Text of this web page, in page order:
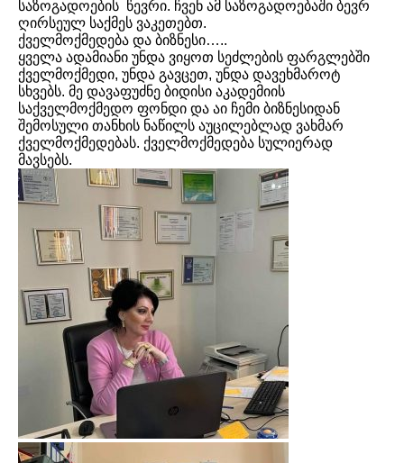
საზოგადოების წევრი. ჩვენ ამ საზოგადოებაში ბევრ
ღირსეულ საქმეს ვაკეთებთ.
ქველმოქმედება და ბიზნესი…..
ყველა ადამიანი უნდა ვიყოთ სეძლების ფარგლებში
ქველმოქმედი, უნდა გავცეთ, უნდა დავეხმაროტ
სხვებს. მე დავაფუძნე ბიდისი აკადემიის
საქველმოქმედო ფონდი და აი ჩემი ბიზნესიდან
შემოსული თანხის ნაწილს აუცილებლად ვახმარ
ქველმოქმედებას. ქველმოქმედება სულიერად
მავსებს.